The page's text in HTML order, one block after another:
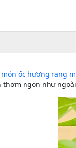
món ốc hương rang
thơm ngon như